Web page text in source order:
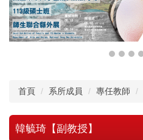
區
首頁 系所成員 專任教師
韓毓琦【副教授】